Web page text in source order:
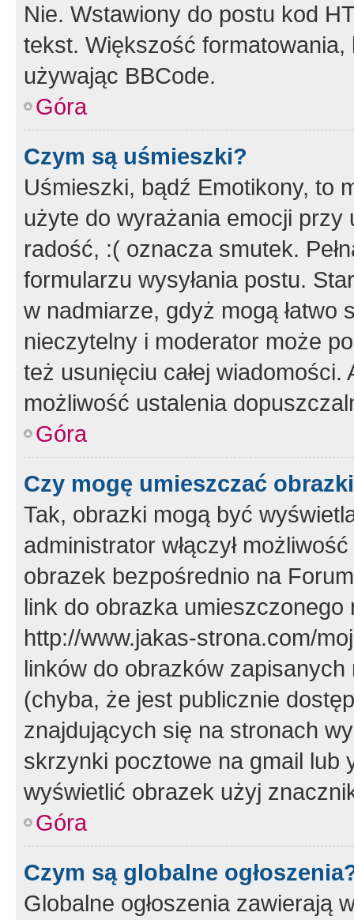
Nie. Wstawiony do postu kod
tekst. Większość
używając BBCode.
Góra
Czym są uśmieszki?
Uśmieszki, bądź Emotikony, to
użyte do wyrażania emocji
radość, :( oznacza smutek.
formularzu wysyłania postu.
w nadmiarze, gdyż mogą
nieczytelny i moderator może
też usunięciu całej
możliwość ustalenia
Góra
Czy mogę umieszczać
Tak, obrazki mogą być
administrator włączył
obrazek bezpośrednio na
link do obrazka
http://www.jakas-strona.com/
linków do obrazków
(chyba, że jest publicznie
znajdujących się na stronach
skrzynki pocztowe na gmail lub
wyświetlić obrazek użyj
Góra
Czym są globalne
Globalne ogłoszenia zawierają